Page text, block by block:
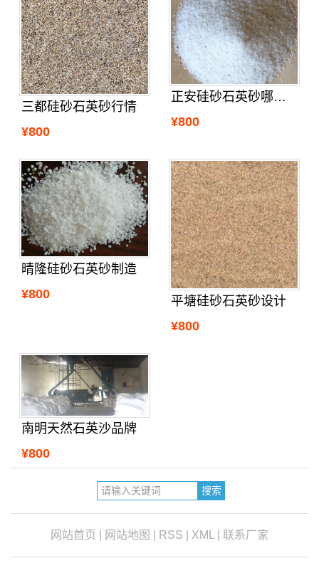
三都硅砂石英砂行情
¥800
正安硅砂石英砂哪里买
¥800
晴隆硅砂石英砂制造
¥800
平塘硅砂石英砂设计
¥800
南明天然石英沙品牌
¥800
网站首页 网站地图 RSS XML 联系厂家